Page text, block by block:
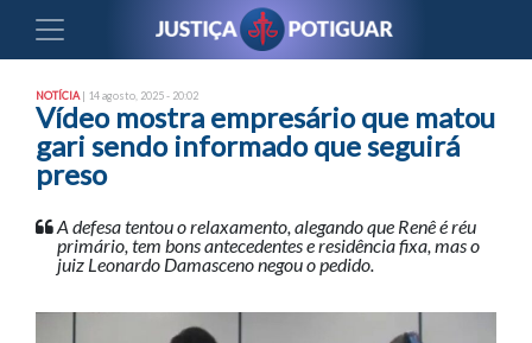
NOTÍCIA | 14 agosto, 2025 - 20:02
Vídeo mostra empresário que matou
gari sendo informado que seguirá
preso
A defesa tentou o relaxamento, alegando que Renê é réu
primário, tem bons antecedentes e residência fixa, mas o
juiz Leonardo Damasceno negou o pedido.